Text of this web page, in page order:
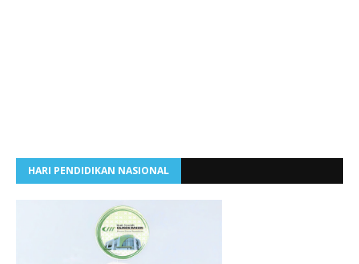
HARI PENDIDIKAN NASIONAL